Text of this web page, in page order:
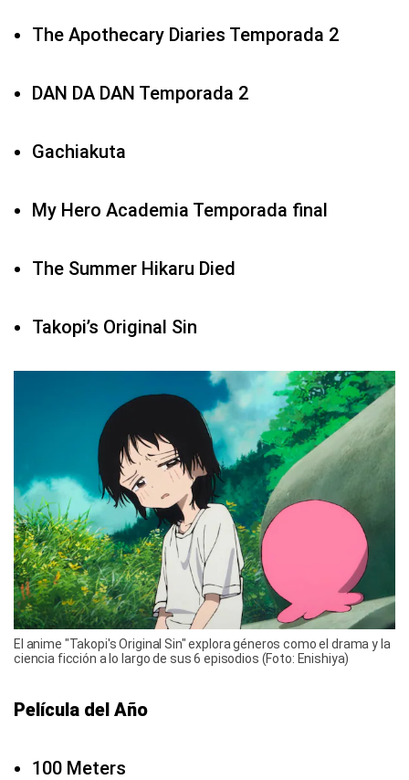
The Apothecary Diaries Temporada 2
DAN DA DAN Temporada 2
Gachiakuta
My Hero Academia Temporada final
The Summer Hikaru Died
Takopi’s Original Sin
El anime "Takopi's Original Sin" explora géneros como el drama y la
ciencia ficción a lo largo de sus 6 episodios (Foto: Enishiya)
Película del Año
100 Meters